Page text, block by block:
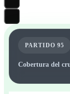
PARTIDO 95
Cobertura del